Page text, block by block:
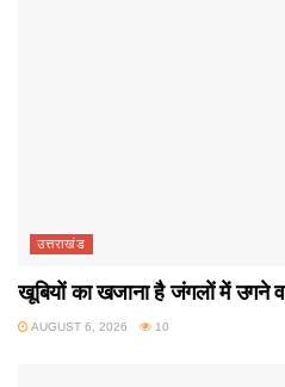
उत्तराखंड
खूबियों का खजाना है जंगलों में उगने
AUGUST 6, 2026 10